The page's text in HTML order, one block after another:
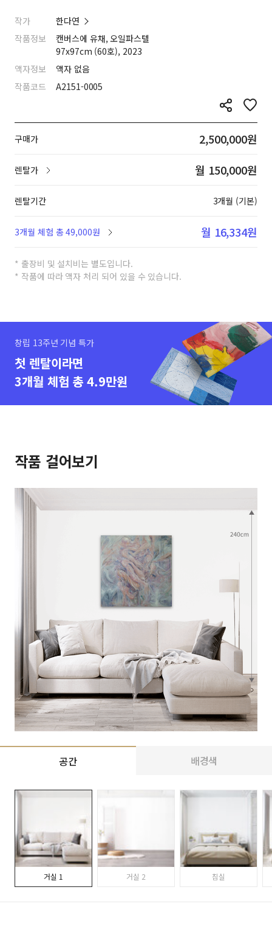
작가
한다연
작품정보
캔버스에 유채, 오일파스텔
97x97cm (60호), 2023
액자정보
액자 없음
작품코드
A2151-0005
구매가 2,500,000원
렌탈가 월 150,000원
렌탈기간 3개월 (기본)
3개월 체험 총 49,000원 월 16,334원
* 출장비 및 설치비는 별도입니다.
* 작품에 따라 액자 처리 되어 있을 수 있습니다.
창립 13주년 기념 특가
첫 렌탈이라면
3개월 체험 총 4.9만원
작품 걸어보기
공간 배경색
거실 1 거실 2 침실